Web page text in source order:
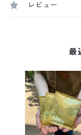
レビュー
最